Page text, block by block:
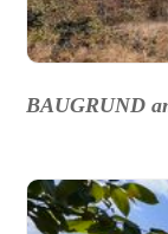
BAUGRUND